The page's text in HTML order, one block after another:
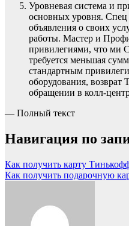
Уровневая система и
основных уровня. Спец
объявления о своих
работы. Мастер и
привилегиями, что ми
требуется меньшая
стандартным
оборудования,
обращении в колл-
— Полный текст
Навигация по
Как получить карту
Как получить подарочную